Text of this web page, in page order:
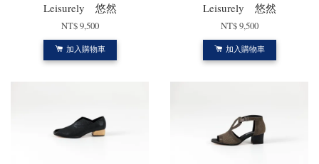
Leisurely 悠然
NT$ 9,500
加入購物車
Leisurely 悠然
NT$ 9,500
加入購物車